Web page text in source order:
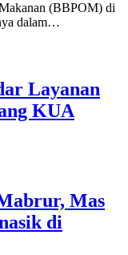
(BBPOM) di
dalam…
Layanan
KUA
Mas
di